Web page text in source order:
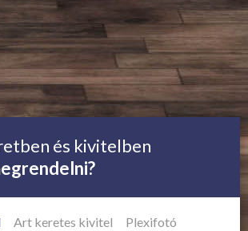
és kivitelben
Art keretes kivitel Plexifotó